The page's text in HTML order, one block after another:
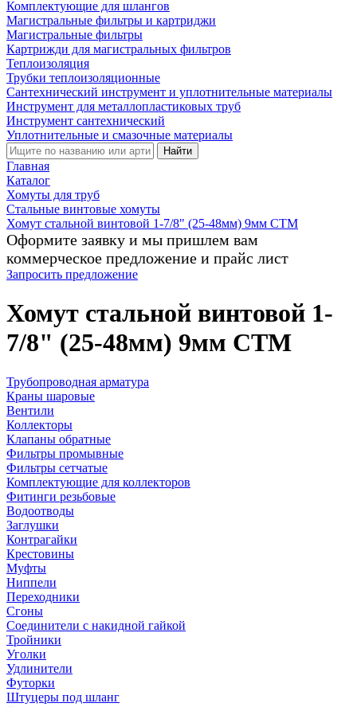
Комплектующие для шлангов
Магистральные фильтры и картриджи
Магистральные фильтры
Картрижди для магистральных фильтров
Теплоизоляция
Трубки теплоизоляционные
Сантехнический инструмент и уплотнительные материалы
Инструмент для металлопластиковых труб
Инструмент сантехнический
Уплотнительные и смазочные материалы
Найти
Главная
Каталог
Хомуты для труб
Стальные винтовые хомуты
Хомут стальной винтовой 1-7/8" (25-48мм) 9мм CTM
Оформите заявку и мы пришлем вам
коммерческое предложение и прайс лист
Запросить предложение
Хомут стальной винтовой 1-
7/8" (25-48мм) 9мм CTM
Трубопроводная арматура
Краны шаровые
Вентили
Коллекторы
Клапаны обратные
Фильтры промывные
Фильтры сетчатые
Комплектующие для коллекторов
Фитинги резьбовые
Водоотводы
Заглушки
Контрагайки
Крестовины
Муфты
Ниппели
Переходники
Сгоны
Соединители с накидной гайкой
Тройники
Уголки
Удлинители
Футорки
Штуцеры под шланг